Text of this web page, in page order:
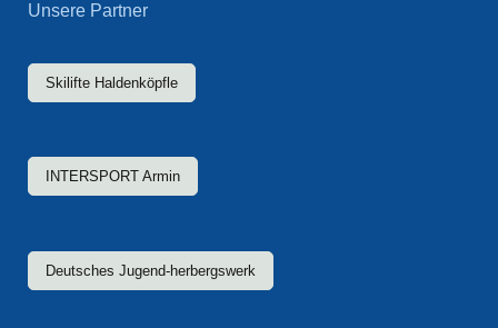
Unsere Partner
Skilifte Haldenköpfle
INTERSPORT Armin
Deutsches Jugend-herbergswerk